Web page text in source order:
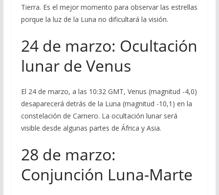
Tierra. Es el mejor momento para observar las estrellas
porque la luz de la Luna no dificultará la visión.
24 de marzo: Ocultación
lunar de Venus
El 24 de marzo, a las 10:32 GMT, Venus (magnitud -4,0)
desaparecerá detrás de la Luna (magnitud -10,1) en la
constelación de Carnero. La ocultación lunar será
visible desde algunas partes de África y Asia.
28 de marzo:
Conjunción Luna-Marte